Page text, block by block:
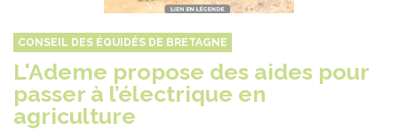
CONSEIL DES ÉQUIDÉS DE BRETAGNE
L'Ademe propose des aides pour
passer à l’électrique en
agriculture